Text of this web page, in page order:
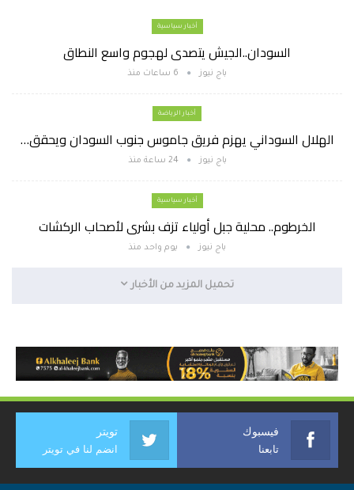
أخبار سياسية
السودان..الجيش يتصدى لهجوم واسع النطاق
باج نيوز 6 ساعات منذ
أخبار الرياضة
الهلال السوداني يهزم فريق جاموس جنوب السودان ويحقق…
باج نيوز 24 ساعة منذ
أخبار سياسية
الخرطوم.. محلية جبل أولياء تزف بشرى لأصحاب الركشات
باج نيوز يوم واحد منذ
تحميل المزيد من الأخبار
فيسبوك
تابعنا
تويتر
انضم لنا في تويتر